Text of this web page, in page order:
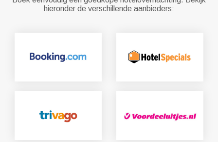
hieronder de verschillende aanbieders: